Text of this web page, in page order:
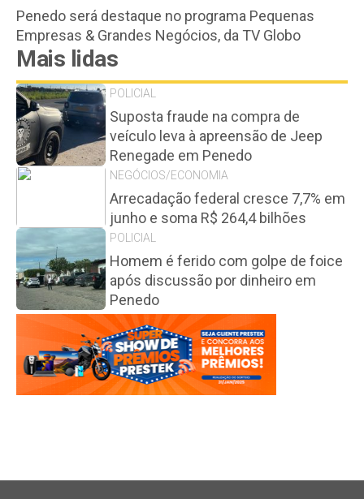
Penedo será destaque no programa Pequenas
Empresas & Grandes Negócios, da TV Globo
Mais lidas
POLICIAL
Suposta fraude na compra de
veículo leva à apreensão de Jeep
Renegade em Penedo
NEGÓCIOS/ECONOMIA
Arrecadação federal cresce 7,7% em
junho e soma R$ 264,4 bilhões
POLICIAL
Homem é ferido com golpe de foice
após discussão por dinheiro em
Penedo